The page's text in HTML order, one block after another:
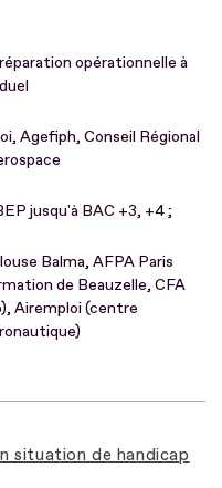
opérationnelle à
Agefiph, Conseil Régional
jusqu'à BAC +3, +4 ;
Balma, AFPA Paris
de Beauzelle, CFA
Airemploi (centre
situation de handicap